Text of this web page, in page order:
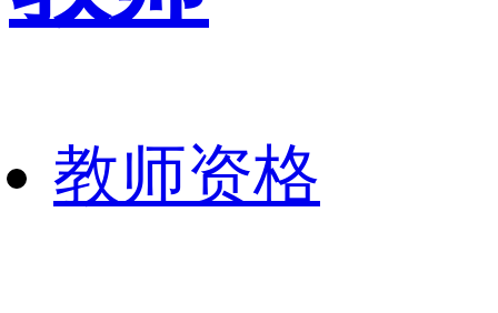
教师资格